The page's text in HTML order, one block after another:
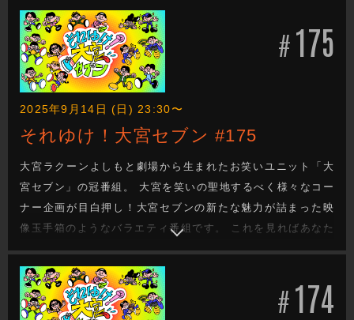
#175
2025年9月14日 (日) 23:30〜
それゆけ！大宮セブン #175
大宮ラクーンよしもと劇場から生まれたお笑いユニット「大
宮セブン」の冠番組。 大宮を笑いの聖地するべく様々なコー
ナー企画が目白押し！大宮セブンの新たな魅力が詰まった映
像玉手箱のようなバラエティ番組です。 これを見ればあなた
も大宮セブンの沼に嵌ります。新たな企画もお楽しみに！
#174